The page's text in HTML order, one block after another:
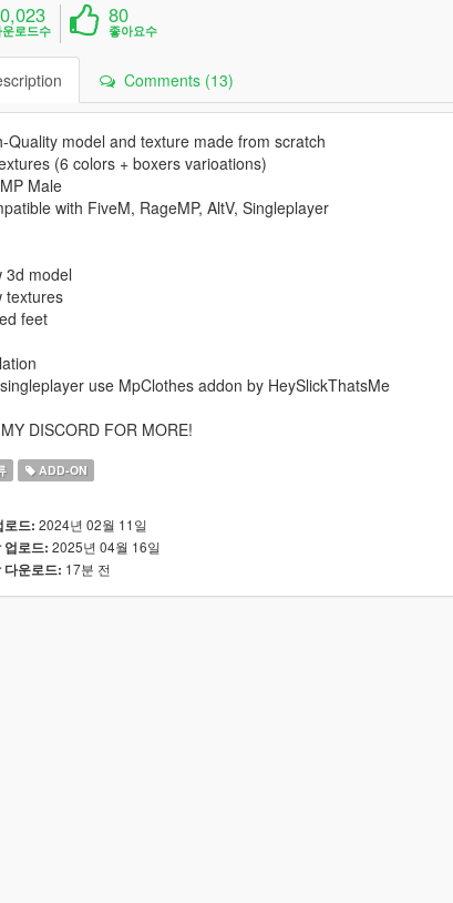
운로드수
80
좋아요수
Comments (13)
Quality model and texture made from scratch
(6 colors + boxers varioations)
Male
with FiveM, RageMP, AltV, Singleplayer
3d model
textures
feet
use MpClothes addon by HeySlickThatsMe
DISCORD FOR MORE!
ADD-ON
로드: 2024년 02월 11일
업로드: 2025년 04월 16일
다운로드: 17분 전